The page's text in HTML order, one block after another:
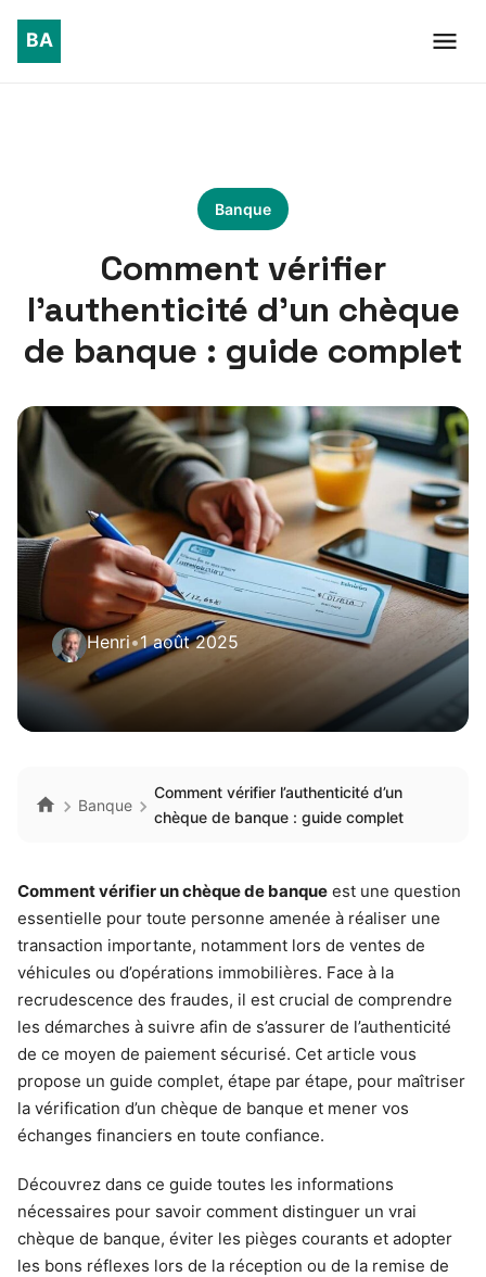
Banque
Comment vérifier
l’authenticité d’un chèque
de banque : guide complet
Henri•1 août 2025
Banque
Comment vérifier l’authenticité d’un
chèque de banque : guide complet
Comment vérifier un chèque de banque est une question
essentielle pour toute personne amenée à réaliser une
transaction importante, notamment lors de ventes de
véhicules ou d’opérations immobilières. Face à la
recrudescence des fraudes, il est crucial de comprendre
les démarches à suivre afin de s’assurer de l’authenticité
de ce moyen de paiement sécurisé. Cet article vous
propose un guide complet, étape par étape, pour maîtriser
la vérification d’un chèque de banque et mener vos
échanges financiers en toute confiance.
Découvrez dans ce guide toutes les informations
nécessaires pour savoir comment distinguer un vrai
chèque de banque, éviter les pièges courants et adopter
les bons réflexes lors de la réception ou de la remise de